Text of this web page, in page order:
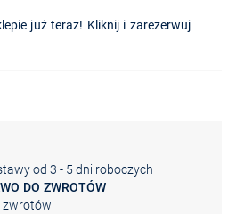
już teraz! Kliknij i zarezerwuj
od 3 - 5 dni roboczych
DO ZWROTÓW
zwrotów